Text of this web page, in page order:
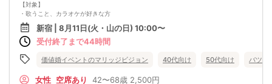
・迷惑行為、泥酔、しつこい連絡先交換禁止
・受付時に年齢確認、本人確認を行う場合があります
・スタッフの案内にご協力ください
■キャンセル規定
・開催3日前まで：無料
・当日、無断キャンセル：参加費の100％
【対象】
・歌うこと、カラオケが好きな方
・共通の趣味を持つ異性と出会いたい方
・42歳〜50代・60代の男女中心
・一人参加・初心者も大歓迎！
★「聞き専・歌うのが苦手でもOK！みんなで話せるアットホームな雰囲気」
★「歌が好きだけど、まわりに同じ趣味の人がいない…」
新宿 | 8月11日(火・山の日) 10:00〜
受付終了まで44時間
価値婚イベントのマリッジビジョン 40代向け 50代向け バツイ
女性 空席あり 42〜68歳 2,500円